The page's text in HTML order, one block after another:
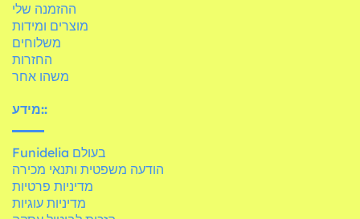
ההזמנה שלי
מוצרים ומידות
משלוחים
החזרות
משהו אחר
מידע::
Funidelia בעולם
הודעה משפטית ותנאי מכירה
מדיניות פרטיות
מדיניות עוגיות